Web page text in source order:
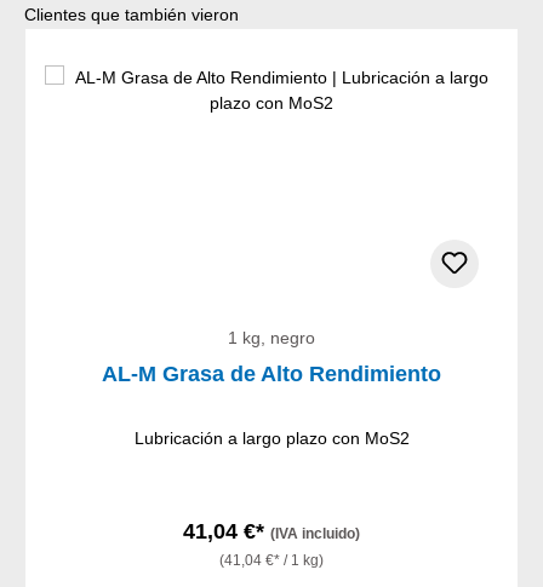
Omitir la galería de productos
Clientes que también vieron
1 kg, negro
AL-M Grasa de Alto Rendimiento
Lubricación a largo plazo con MoS2
41,04 €* (IVA incluido)
(41,04 €* / 1 kg)